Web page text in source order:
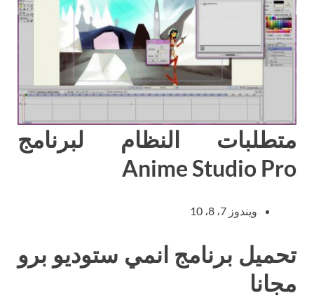
متطلبات النظام لبرنامج
Anime Studio Pro
ويندوز 7، 8، 10
تحميل برنامج انمي ستوديو برو
مجانا